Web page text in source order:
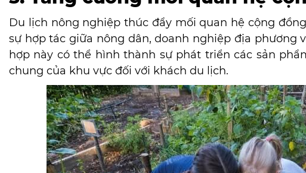
Du lịch nông nghiệp thúc đẩy mối quan hệ cộng
sự hợp tác giữa nông dân, doanh nghiệp địa phương
hợp này có thể hình thành sự phát triểncác sản
chung của khu vực đối với khách du lịch.